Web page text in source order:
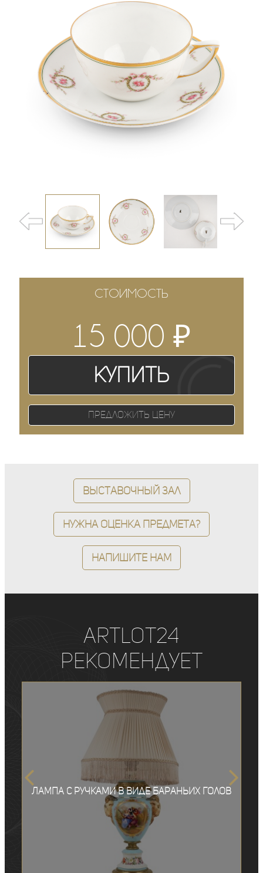
СТОИМОСТЬ
15 000₽
Купить
Предложить цену
Выставочный зал
Нужна оценка предмета?
Напишите нам
ArtLot24
рекомендует
Лампа с ручками в виде бараньих голов